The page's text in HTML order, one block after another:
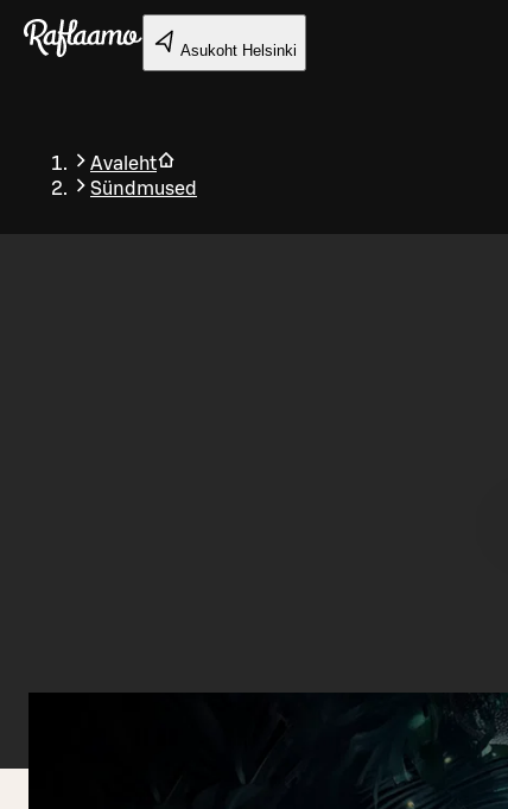
Liigu peamise sisu juurde
Asukoht Helsinki
Avaleht
Sündmused
Tagasi